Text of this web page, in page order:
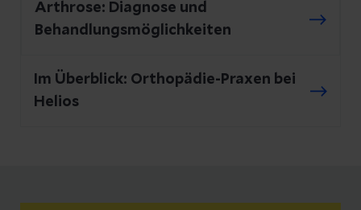
Arthrose: Diagnose und
Behandlungsmöglichkeiten
Im Überblick: Orthopädie-Praxen bei
Helios